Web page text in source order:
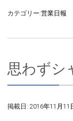
カテゴリー:営業日報
思わずシ
掲載日: 2016年11月11